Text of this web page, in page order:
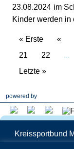
23.08.2024 im
Kinder werden
« Erste «
21
22 ...
Letzte »
powered by
Kreissportbund